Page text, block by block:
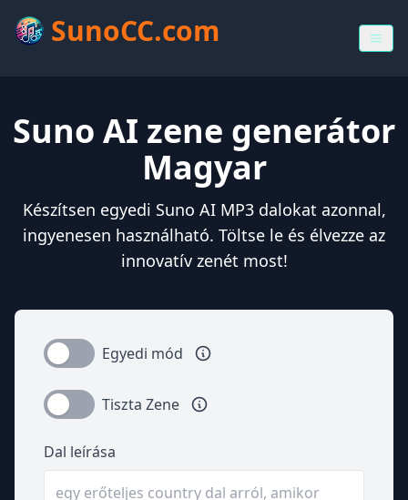
SunoCC.com
Suno AI zene generátor
Magyar
Készítsen egyedi Suno AI MP3 dalokat azonnal,
ingyenesen használható. Töltse le és élvezze az
innovatív zenét most!
Egyedi mód
Tiszta Zene
Dal leírása